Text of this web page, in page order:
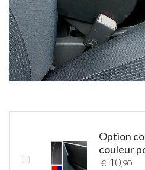
Option
couleur
€ 10 ,90